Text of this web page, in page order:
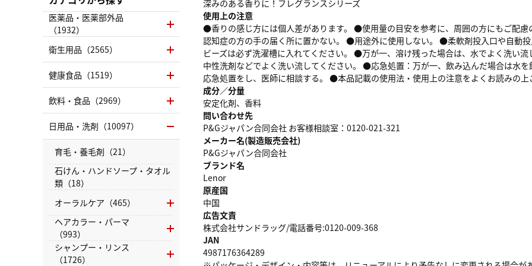
深みのある香りに！フレグランスシリーズ
使用上の注意
●香りの感じ方には個人差があります。 ●使用量の目安を参考に、周囲の方にもご配
認知症の方の手の届く所に置かない。 ●用途外に使用しない。 ●柔軟剤投入口や自動
ビーズは必ず洗濯槽に入れてください。 ●万が一、溶け残った場合は、水でよく洗い
中性洗剤などでよく洗い流してください。 ●応急処置：万が一、飲み込んだ場合は水
応急処置をし、医師に相談する。 ●本品記載の使用法・使用上の注意をよくお読みの上
成分／分量
安定化剤、香料
問い合わせ先
P&Gジャパン合同会社 お客様相談室：0120-021-321
メーカー名(製造販売会社)
P&Gジャパン合同会社
ブランド名
Lenor
原産国
中国
広告文責
株式会社サンドラッグ/電話番号:0120-009-368
JAN
4987176364289
医薬品・医薬部外品
（1932）
衛生用品（2565）
健康食品（1519）
飲料・食品（2969）
日用品・洗剤（10097）
育毛・養毛剤（21）
石けん・ハンドソープ・タオル
類（18）
オーラルケア（465）
ヘアカラー・パーマ
（993）
シャンプー・リンス
（1726）